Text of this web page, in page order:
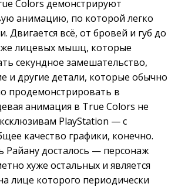
Colors демонстрируют
анимацию, по которой легко
Двигается всё, от бровей и губ до
лицевых мышц, которые
секундное замешательство,
и другие детали, которые обычно
продемонстрировать в
анимация в True Colors не
PlayStation — с
качество графики, конечно.
Райану досталось — персонаж
хуже остальных и является
лице которого периодически